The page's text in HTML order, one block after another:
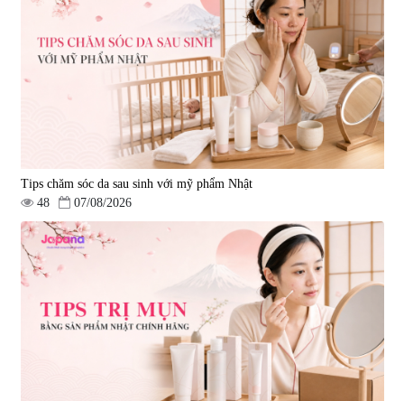
Tips chăm sóc da sau sinh với mỹ phẩm Nhật
48
07/08/2026